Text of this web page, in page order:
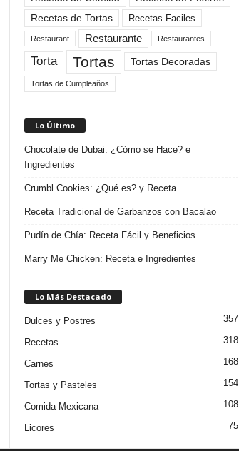
Recetas de Tortas
Recetas Faciles
Restaurant Restaurante Restaurantes
Torta Tortas Tortas Decoradas
Tortas de Cumpleaños
Lo Último
Chocolate de Dubai: ¿Cómo se Hace? e
Ingredientes
Crumbl Cookies: ¿Qué es? y Receta
Receta Tradicional de Garbanzos con Bacalao
Pudín de Chía: Receta Fácil y Beneficios
Marry Me Chicken: Receta e Ingredientes
Lo Más Destacado
Dulces y Postres 357
Recetas 318
Carnes 168
Tortas y Pasteles 154
Comida Mexicana 108
Licores 75